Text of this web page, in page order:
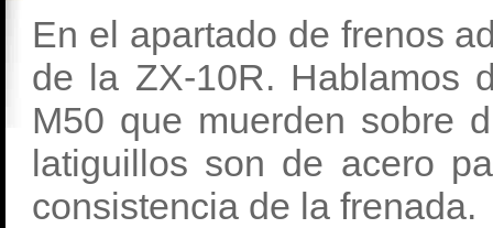
En el apartado de frenos
de la ZX-10R. Hablamos
M50 que muerden sobre
latiguillos son de acero
consistencia de la frenada.